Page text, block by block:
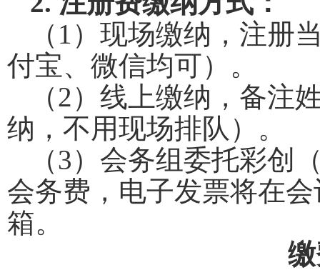
（ 1 ）现场缴纳，注册
付宝、微信均可）。
（2）线上缴纳，备注
纳，不用现场排队）。
（3）会务组委托彩创
会务费，电子发票将在
箱。